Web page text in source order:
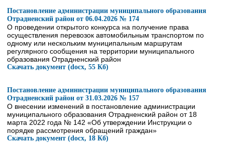
Постановление администрации муниципального образования
Отрадненский район от 06.04.2026 № 174
О проведении открытого конкурса на получение права
осуществления перевозок автомобильным транспортом по
одному или нескольким муниципальным маршрутам
регулярного сообщения на территории муниципального
образования Отрадненский район
Скачать документ (docx, 55 Кб)
Постановление администрации муниципального образования
Отрадненский район от 31.03.2026 № 157
О внесении изменений в постановление администрации
муниципального образования Отрадненский район от 18
марта 2022 года № 142 «Об утверждении Инструкции о
порядке рассмотрения обращений граждан»
Скачать документ (docx, 18 Кб)